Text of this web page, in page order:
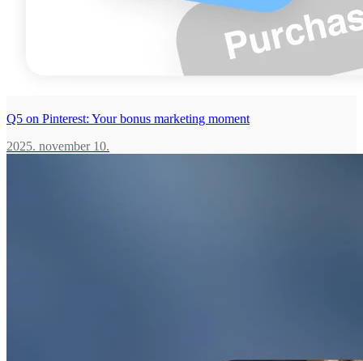
Q5 on Pinterest: Your bonus marketing moment
2025. november 10.